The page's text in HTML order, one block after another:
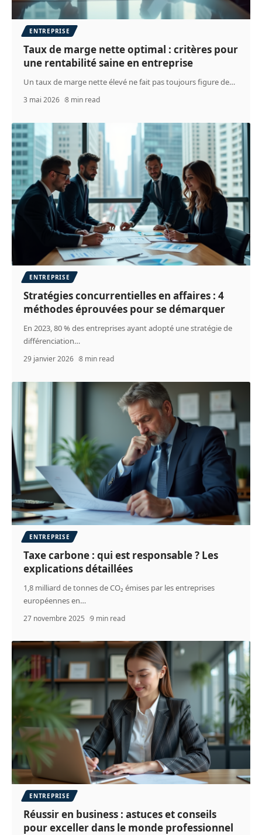
ENTREPRISE
Taux de marge nette optimal : critères pour
une rentabilité saine en entreprise
Un taux de marge nette élevé ne fait pas toujours figure de…
3 mai 2026 8 min read
ENTREPRISE
Stratégies concurrentielles en affaires : 4
méthodes éprouvées pour se démarquer
En 2023, 80 % des entreprises ayant adopté une stratégie de
différenciation…
29 janvier 2026 8 min read
ENTREPRISE
Taxe carbone : qui est responsable ? Les
explications détaillées
1,8 milliard de tonnes de CO₂ émises par les entreprises
européennes en…
27 novembre 2025 9 min read
ENTREPRISE
Réussir en business : astuces et conseils
pour exceller dans le monde professionnel